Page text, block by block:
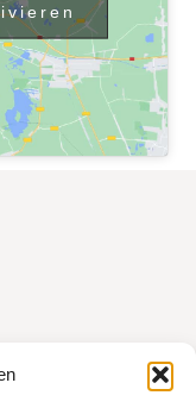
Kreis